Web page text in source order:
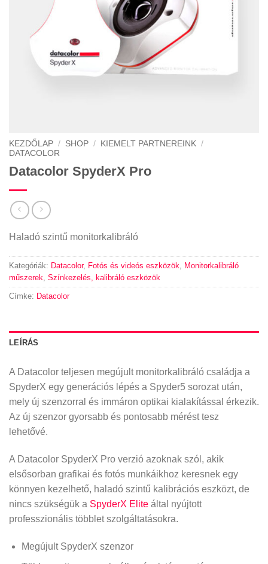
KEZDŐLAP / SHOP / KIEMELT PARTNEREINK /
DATACOLOR
Datacolor SpyderX Pro
Haladó szintű monitorkalibráló
Kategóriák: Datacolor, Fotós és videós eszközök, Monitorkalibráló
műszerek, Színkezelés, kalibráló eszközök
Címke: Datacolor
LEÍRÁS
A Datacolor teljesen megújult monitorkalibráló családja a
SpyderX egy generációs lépés a Spyder5 sorozat után,
mely új szenzorral és immáron optikai kialakítással érkezik.
Az új szenzor gyorsabb és pontosabb mérést tesz
lehetővé.
A Datacolor SpyderX Pro verzió azoknak szól, akik
elsősorban grafikai és fotós munkáikhoz keresnek egy
könnyen kezelhető, haladó szintű kalibrációs eszközt, de
nincs szükségük a SpyderX Elite által nyújtott
professzionális többlet szolgáltatásokra.
Megújult SpyderX szenzor